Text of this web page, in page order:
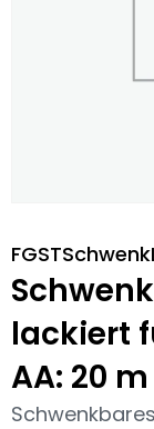
lackiert
AA: 20 m